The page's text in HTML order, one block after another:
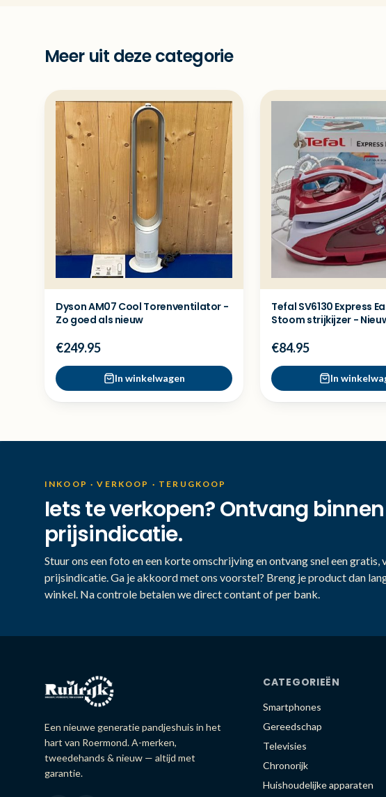
Meer uit deze categorie
Dyson AM07 Cool Torenventilator -
Zo goed als nieuw
€249.95
In winkelwagen
Tefal SV6130 Express
Stoom strijkijzer -
€84.95
In
INKOOP · VERKOOP · TERUGKOOP
Iets te verkopen? Ontvang
prijsindicatie.
Stuur ons een foto en een korte omschrijving en ontvang snel een
prijsindicatie. Ga je akkoord met ons voorstel? Breng je product dan
winkel. Na controle betalen we direct contant of per bank.
Een nieuwe generatie pandjeshuis in het
hart van Roermond. A-merken,
tweedehands & nieuw — altijd met
garantie.
CATEGORIEËN
Smartphones
Gereedschap
Televisies
Chronorijk
Huishoudelijke apparaten